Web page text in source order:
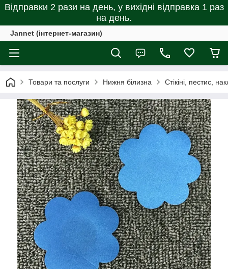
Відправки 2 рази на день, у вихідні відправка 1 раз
на день.
Jannet (інтернет-магазин)
Товари та послуги Нижня білизна Стікіні, пестис,